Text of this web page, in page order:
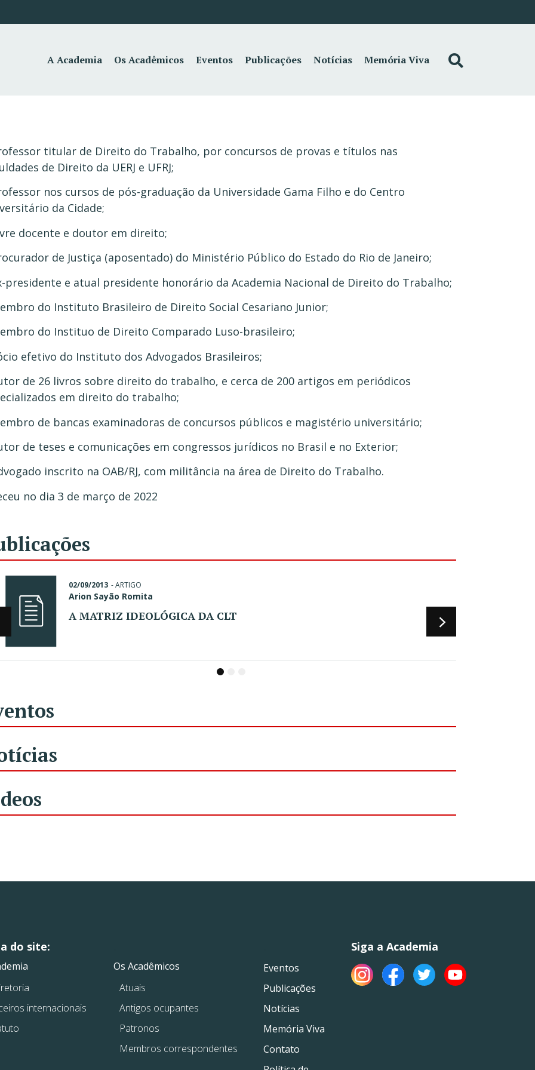
A Academia Os Acadêmicos Eventos Publicações Notícias Memória Viva
titular de Direito do Trabalho, por concursos de provas e títulos nas
de Direito da UERJ e UFRJ;
nos cursos de pós-graduação da Universidade Gama Filho e do Centro
da Cidade;
docente e doutor em direito;
de Justiça (aposentado) do Ministério Público do Estado do Rio de Janeiro;
presidente e atual presidente honorário da Academia Nacional de Direito do Trabalho;
do Instituto Brasileiro de Direito Social Cesariano Junior;
do Instituo de Direito Comparado Luso-brasileiro;
efetivo do Instituto dos Advogados Brasileiros;
de 26 livros sobre direito do trabalho, e cerca de 200 artigos em periódicos
em direito do trabalho;
de bancas examinadoras de concursos públicos e magistério universitário;
de teses e comunicações em congressos jurídicos no Brasil e no Exterior;
inscrito na OAB/RJ, com militância na área de Direito do Trabalho.
no dia 3 de março de 2022
02/09/2013 -ARTIGO
Arion Sayão Romita
A MATRIZ IDEOLÓGICA DA CLT
do site:
internacionais
Os Acadêmicos
Atuais
Antigos ocupantes
Patronos
Membros correspondentes
Eventos
Publicações
Notícias
Memória Viva
Contato
Siga a Academia